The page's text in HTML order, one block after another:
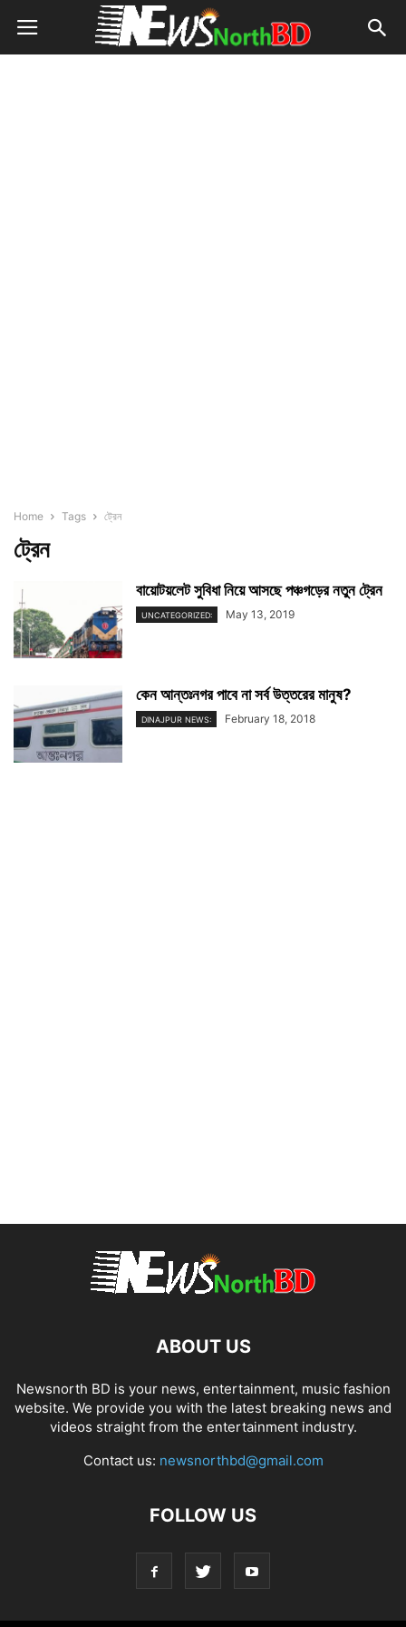
Home Tags ট্রেন
ট্রেন
বায়োটয়লেট সুবিধা নিয়ে আসছে পঞ্চগড়ের নতুন ট্রেন
UNCATEGORIZED: May 13, 2019
কেন আন্তঃনগর পাবে না সর্ব উত্তরের মানুষ?
DINAJPUR NEWS: February 18, 2018
ABOUT US
Newsnorth BD is your news, entertainment, music fashion
website. We provide you with the latest breaking news and
videos straight from the entertainment industry.
Contact us: newsnorthbd@gmail.com
FOLLOW US